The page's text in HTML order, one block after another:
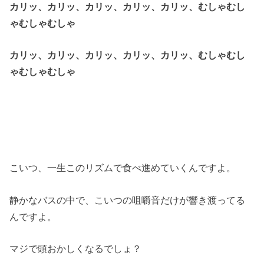
カリッ、カリッ、カリッ、カリッ、カリッ、むしゃむし
ゃむしゃむしゃ
カリッ、カリッ、カリッ、カリッ、カリッ、むしゃむし
ゃむしゃむしゃ
こいつ、一生このリズムで食べ進めていくんですよ。
静かなバスの中で、こいつの咀嚼音だけが響き渡ってる
んですよ。
マジで頭おかしくなるでしょ？